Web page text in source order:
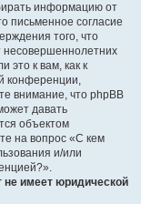
информацию от
письменное согласие
того, что
это к вам, как к
конференции,
внимание, что phpBB
давать
объектом
на вопрос «С кем
и/или
не имеет юридической